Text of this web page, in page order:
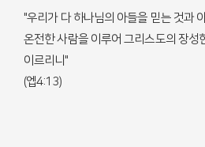
"우리가 다 하나님의 아들을 믿는 것과
온전한 사람을 이루어 그리스도의 장성
이르리니"
(엡4:13)